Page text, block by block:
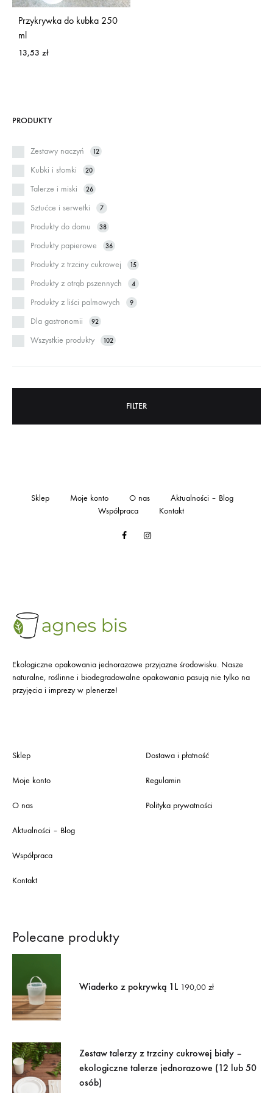
Przykrywka do kubka 250
ml
13,53 zł
PRODUKTY
Zestawy naczyń 12
Kubki i słomki 20
Talerze i miski 26
Sztućce i serwetki 7
Produkty do domu 38
Produkty papierowe 36
Produkty z trzciny cukrowej 15
Produkty z otrąb pszennych 4
Produkty z liści palmowych 9
Dla gastronomii 92
Wszystkie produkty 102
FILTER
FacebookInstagram
Sklep Moje konto O nas
Aktualności – Blog
Współpraca
Kontakt
Ekologiczne opakowania jednorazowe przyjazne środowisku. Nasze
naturalne, roślinne i biodegradowalne opakowania pasują nie tylko na
przyjęcia i imprezy w plenerze!
Sklep
Moje konto
O nas
Aktualności – Blog
Współpraca
Kontakt
Dostawa i płatność
Regulamin
Polityka prywatności
Polecane produkty
Wiaderko z pokrywką 1L 190,00 zł
Zestaw talerzy z trzciny cukrowej biały –
ekologiczne talerze jednorazowe (12 lub 50
osób)